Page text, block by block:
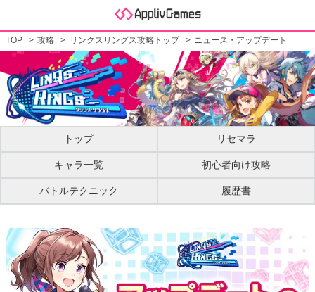
TOP 攻略 リンクスリングス攻略トップ ニュース・アップデート
トップ リセマラ
キャラ一覧 初心者向け攻略
バトルテクニック 履歴書